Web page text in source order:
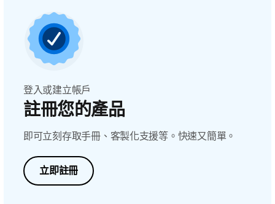
登入或建立帳戶
註冊您的產品
即可立刻存取手冊、客製化支援等。快速又簡單。
立即註冊